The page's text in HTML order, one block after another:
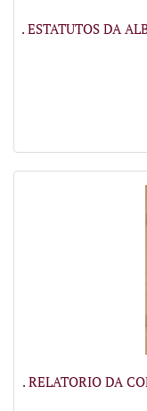
. ESTATUTOS DA
. RELATORIO DA